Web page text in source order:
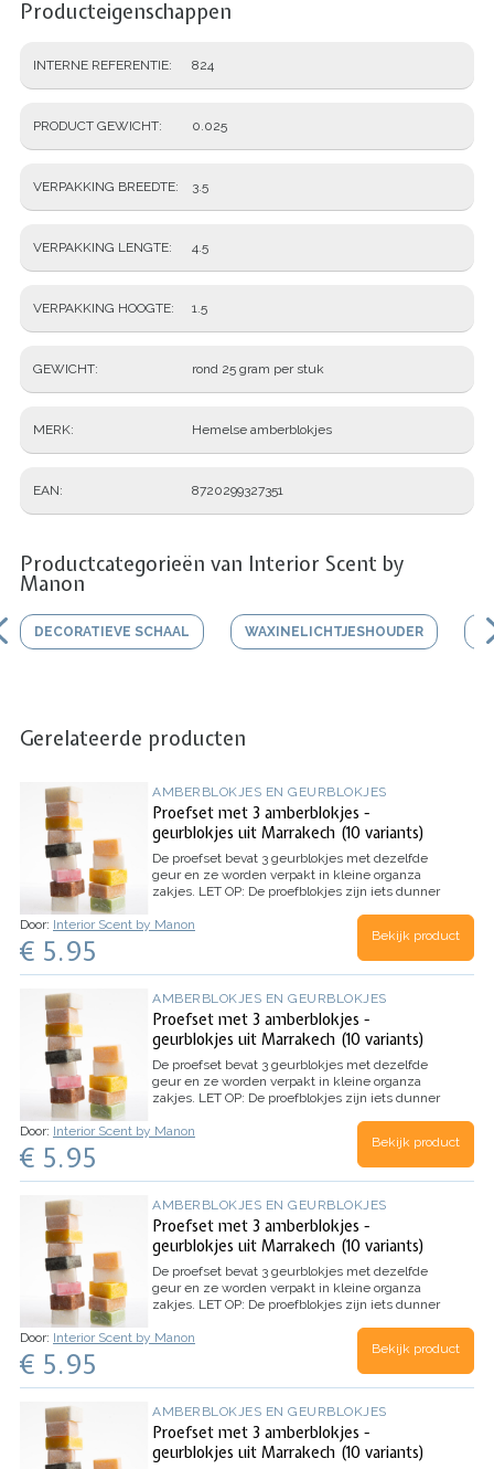
Producteigenschappen
INTERNE REFERENTIE 824
PRODUCT GEWICHT 0.025
VERPAKKING BREEDTE 3.5
VERPAKKING LENGTE 4.5
VERPAKKING HOOGTE 1.5
GEWICHT rond 25 gram per stuk
MERK Hemelse amberblokjes
EAN 8720299327351
Productcategorieën van Interior Scent by
Manon
DECORATIEVE SCHAAL WAXINELICHTJESHOUDER
Gerelateerde producten
AMBERBLOKJES EN GEURBLOKJES
Proefset met 3 amberblokjes -
geurblokjes uit Marrakech (10 variants)
De proefset bevat 3 geurblokjes met dezelfde
geur en ze worden verpakt in kleine organza
zakjes. LET OP: De proefblokjes zijn iets dunner
oneffenheid, aar de blokjes ruiken absoluut net
Door: Interior Scent by Manon
€ 5.95 Bekijk product
AMBERBLOKJES EN GEURBLOKJES
Proefset met 3 amberblokjes -
geurblokjes uit Marrakech (10 variants)
De proefset bevat 3 geurblokjes met dezelfde
geur en ze worden verpakt in kleine organza
zakjes. LET OP: De proefblokjes zijn iets dunner
oneffenheid, aar de blokjes ruiken absoluut net
Door: Interior Scent by Manon
€ 5.95 Bekijk product
AMBERBLOKJES EN GEURBLOKJES
Proefset met 3 amberblokjes -
geurblokjes uit Marrakech (10 variants)
De proefset bevat 3 geurblokjes met dezelfde
geur en ze worden verpakt in kleine organza
zakjes. LET OP: De proefblokjes zijn iets dunner
oneffenheid, aar de blokjes ruiken absoluut net
Door: Interior Scent by Manon
€ 5.95 Bekijk product
AMBERBLOKJES EN GEURBLOKJES
Proefset met 3 amberblokjes -
geurblokjes uit Marrakech (10 variants)